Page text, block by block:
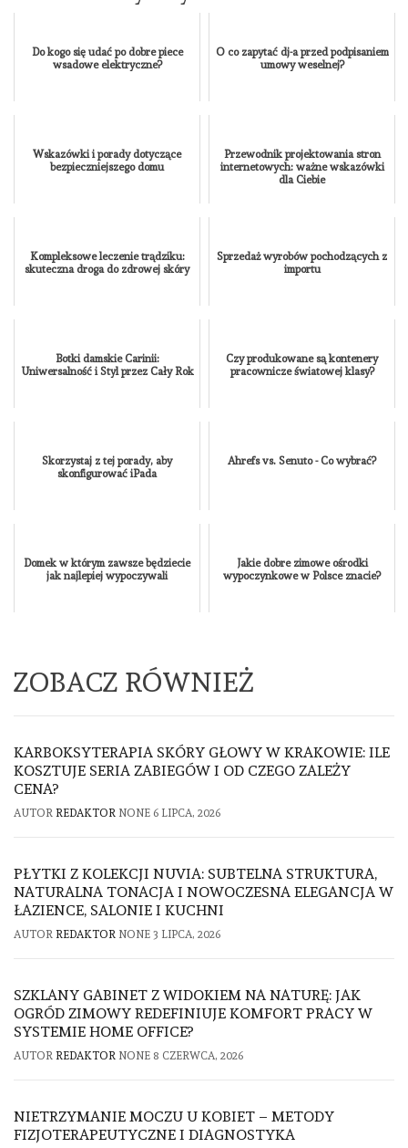
Do kogo się udać po dobre piece
wsadowe elektryczne?
O co zapytać dj-a przed podpisaniem
umowy weselnej?
Wskazówki i porady dotyczące
bezpieczniejszego domu
Przewodnik projektowania stron
internetowych: ważne wskazówki
dla Ciebie
Kompleksowe leczenie trądziku:
skuteczna droga do zdrowej skóry
Sprzedaż wyrobów pochodzących z
importu
Botki damskie Carinii:
Uniwersalność i Styl przez Cały Rok
Czy produkowane są kontenery
pracownicze światowej klasy?
Skorzystaj z tej porady, aby
skonfigurować iPada
Ahrefs vs. Senuto - Co wybrać?
Domek w którym zawsze będziecie
jak najlepiej wypoczywali
Jakie dobre zimowe ośrodki
wypoczynkowe w Polsce znacie?
ZOBACZ RÓWNIEŻ
KARBOKSYTERAPIA SKÓRY GŁOWY W KRAKOWIE: ILE
KOSZTUJE SERIA ZABIEGÓW I OD CZEGO ZALEŻY
CENA?
AUTOR REDAKTOR NONE 6 LIPCA, 2026
PŁYTKI Z KOLEKCJI NUVIA: SUBTELNA STRUKTURA,
NATURALNA TONACJA I NOWOCZESNA ELEGANCJA W
ŁAZIENCE, SALONIE I KUCHNI
AUTOR REDAKTOR NONE 3 LIPCA, 2026
SZKLANY GABINET Z WIDOKIEM NA NATURĘ: JAK
OGRÓD ZIMOWY REDEFINIUJE KOMFORT PRACY W
SYSTEMIE HOME OFFICE?
AUTOR REDAKTOR NONE 8 CZERWCA, 2026
NIETRZYMANIE MOCZU U KOBIET – METODY
FIZJOTERAPEUTYCZNE I DIAGNOSTYKA